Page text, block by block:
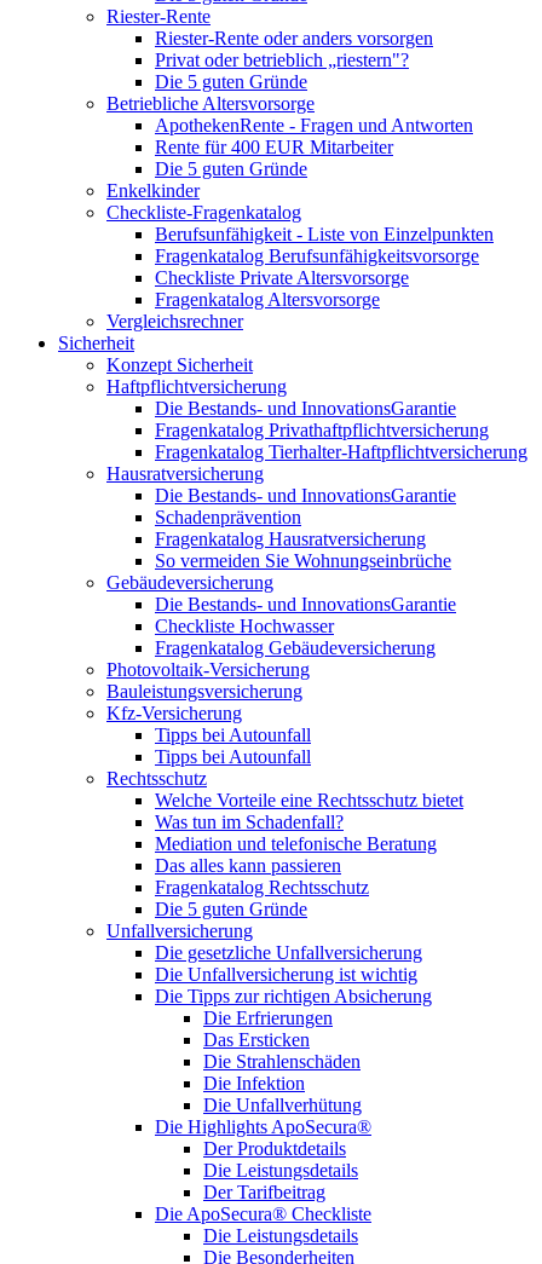
Riester-Rente
Riester-Rente oder anders vorsorgen
Privat oder betrieblich „riestern"?
Die 5 guten Gründe
Betriebliche Altersvorsorge
ApothekenRente - Fragen und Antworten
Rente für 400 EUR Mitarbeiter
Die 5 guten Gründe
Enkelkinder
Checkliste-Fragenkatalog
Berufsunfähigkeit - Liste von Einzelpunkten
Fragenkatalog Berufsunfähigkeitsvorsorge
Checkliste Private Altersvorsorge
Fragenkatalog Altersvorsorge
Vergleichsrechner
Sicherheit
Konzept Sicherheit
Haftpflichtversicherung
Die Bestands- und InnovationsGarantie
Fragenkatalog Privathaftpflichtversicherung
Fragenkatalog Tierhalter-Haftpflichtversicherung
Hausratversicherung
Die Bestands- und InnovationsGarantie
Schadenprävention
Fragenkatalog Hausratversicherung
So vermeiden Sie Wohnungseinbrüche
Gebäudeversicherung
Die Bestands- und InnovationsGarantie
Checkliste Hochwasser
Fragenkatalog Gebäudeversicherung
Photovoltaik-Versicherung
Bauleistungsversicherung
Kfz-Versicherung
Tipps bei Autounfall
Tipps bei Autounfall
Rechtsschutz
Welche Vorteile eine Rechtsschutz bietet
Was tun im Schadenfall?
Mediation und telefonische Beratung
Das alles kann passieren
Fragenkatalog Rechtsschutz
Die 5 guten Gründe
Unfallversicherung
Die gesetzliche Unfallversicherung
Die Unfallversicherung ist wichtig
Die Tipps zur richtigen Absicherung
Die Erfrierungen
Das Ersticken
Die Strahlenschäden
Die Infektion
Die Unfallverhütung
Die Highlights ApoSecura®
Der Produktdetails
Die Leistungsdetails
Der Tarifbeitrag
Die ApoSecura® Checkliste
Die Leistungsdetails
Die Besonderheiten